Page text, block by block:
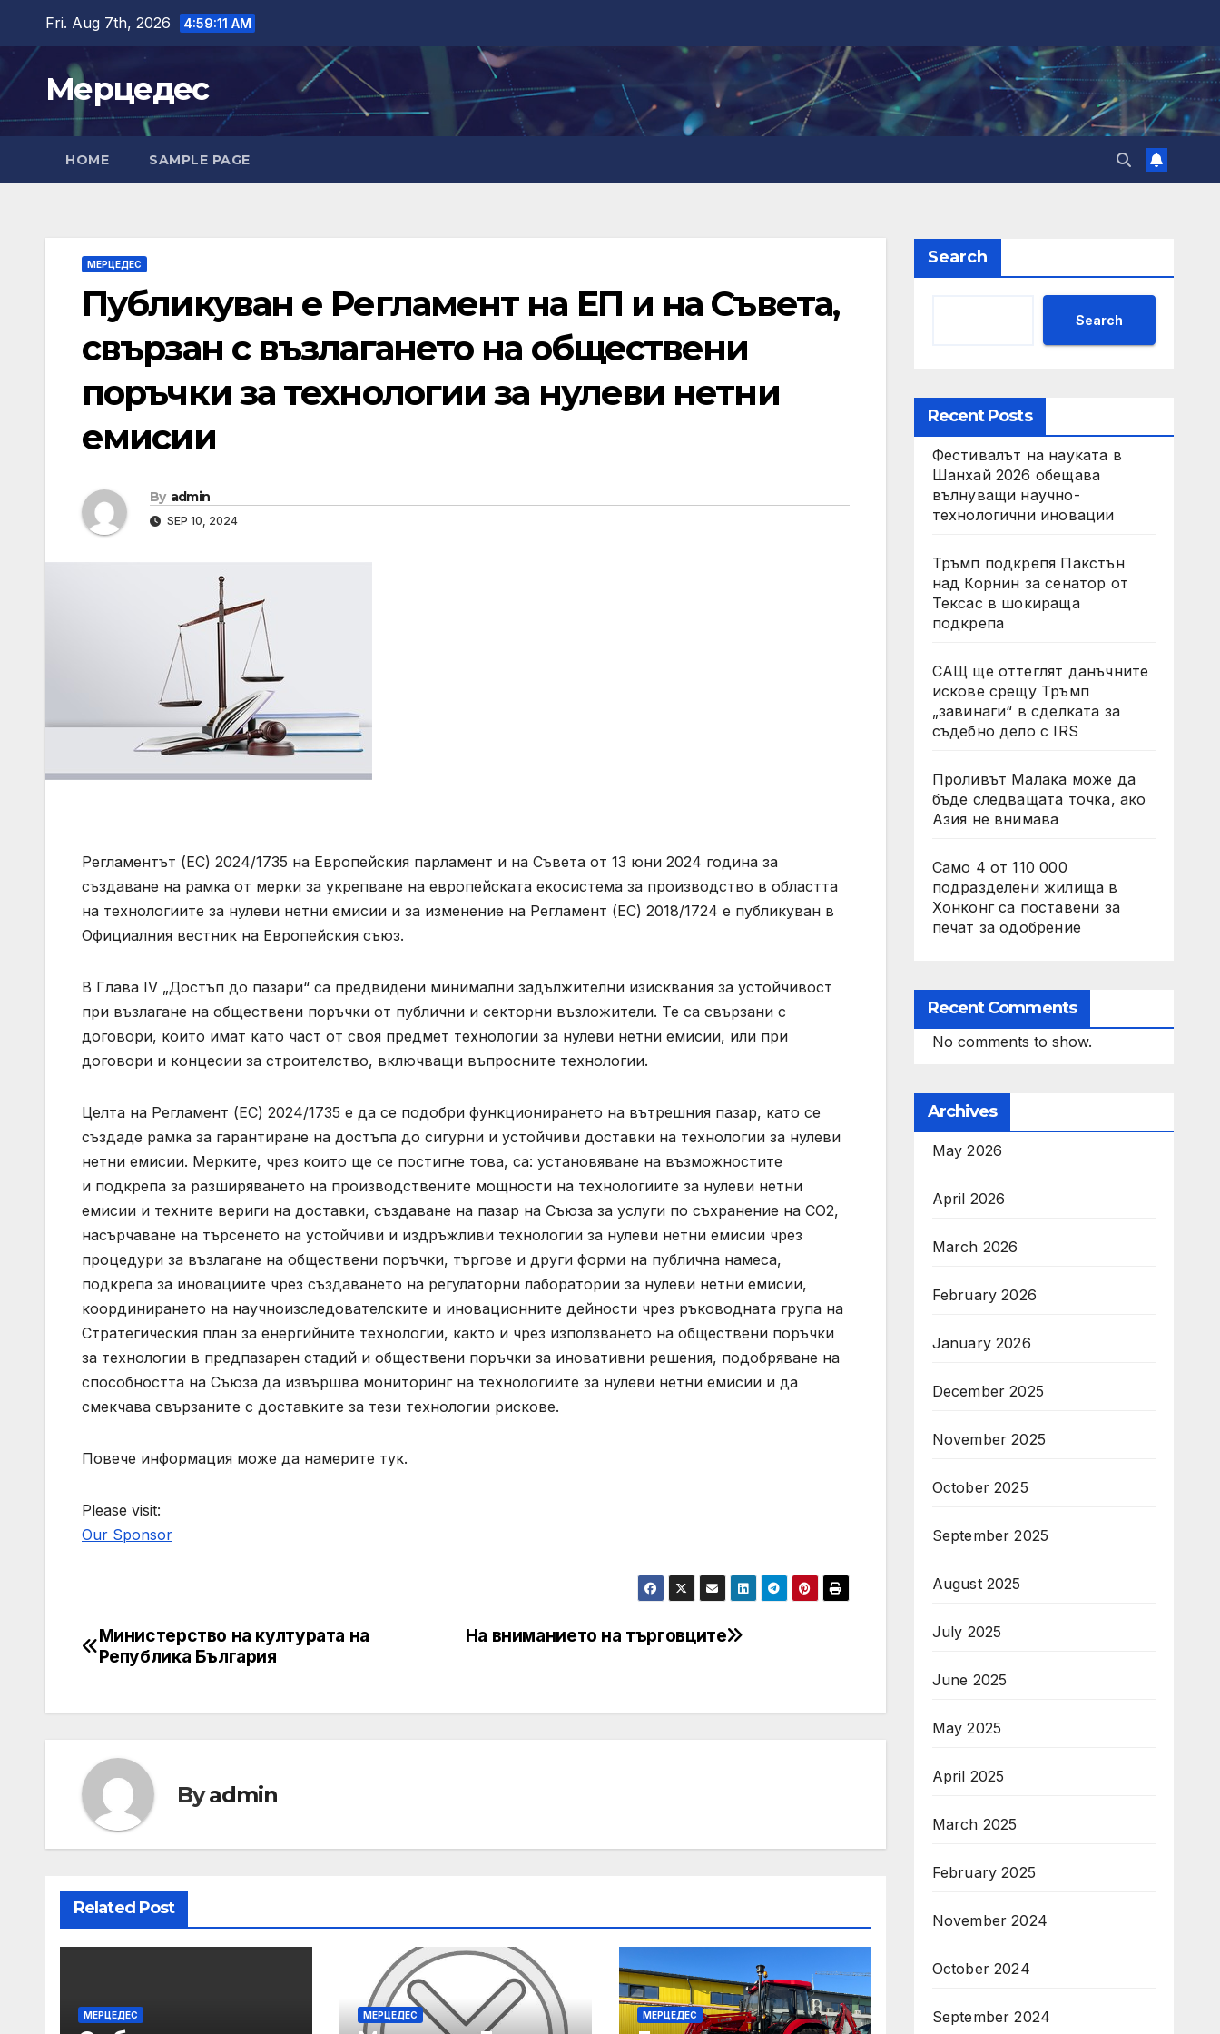
content
Fri. Aug 7th, 2026 4:59:12 AM
Мерцедес
HOME SAMPLE PAGE
МЕРЦЕДЕС
Публикуван е Регламент на ЕП и на Съвета,
свързан с възлагането на обществени
поръчки за технологии за нулеви нетни
емисии
By admin
SEP 10, 2024
Регламентът (ЕС) 2024/1735 на Европейския парламент и на Съвета от 13 юни 2024 година за
създаване на рамка от мерки за укрепване на европейската екосистема за производство в областта
на технологиите за нулеви нетни емисии и за изменение на Регламент (ЕС) 2018/1724 е публикуван в
Официалния вестник на Европейския съюз.
В Глава IV „Достъп до пазари“ са предвидени минимални задължителни изисквания за устойчивост
при възлагане на обществени поръчки от публични и секторни възложители. Те са свързани с
договори, които имат като част от своя предмет технологии за нулеви нетни емисии, или при
договори и концесии за строителство, включващи въпросните технологии.
Целта на Регламент (ЕС) 2024/1735 е да се подобри функционирането на вътрешния пазар, като се
създаде рамка за гарантиране на достъпа до сигурни и устойчиви доставки на технологии за нулеви
нетни емисии. Мерките, чрез които ще се постигне това, са: установяване на възможностите
и подкрепа за разширяването на производствените мощности на технологиите за нулеви нетни
емисии и техните вериги на доставки, създаване на пазар на Съюза за услуги по съхранение на CO2,
насърчаване на търсенето на устойчиви и издръжливи технологии за нулеви нетни емисии чрез
процедури за възлагане на обществени поръчки, търгове и други форми на публична намеса,
подкрепа за иновациите чрез създаването на регулаторни лаборатории за нулеви нетни емисии,
координирането на научноизследователските и иновационните дейности чрез ръководната група на
Стратегическия план за енергийните технологии, както и чрез използването на обществени поръчки
за технологии в предпазарен стадий и обществени поръчки за иновативни решения, подобряване на
способността на Съюза да извършва мониторинг на технологиите за нулеви нетни емисии и да
смекчава свързаните с доставките за тези технологии рискове.
Повече информация може да намерите тук.
Please visit:
Our Sponsor
Post
На вниманието на търговците
Министерство на културата на
Република България
Byadmin
Related Post
МЕРЦЕДЕС МЕРЦЕДЕС МЕРЦЕДЕС
Search
Search
Recent Posts
Фестивалът на науката в
Шанхай 2026 обещава
вълнуващи научно-
технологични иновации
Тръмп подкрепя Пакстън
над Корнин за сенатор от
Тексас в шокираща
подкрепа
САЩ ще оттеглят данъчните
искове срещу Тръмп
„завинаги“ в сделката за
съдебно дело с IRS
Проливът Малака може да
бъде следващата точка, ако
Азия не внимава
Само 4 от 110 000
подразделени жилища в
Хонконг са поставени за
печат за одобрение
Recent Comments
No comments to show.
Archives
May 2026
April 2026
March 2026
February 2026
January 2026
December 2025
November 2025
October 2025
September 2025
August 2025
July 2025
June 2025
May 2025
April 2025
March 2025
February 2025
November 2024
October 2024
September 2024